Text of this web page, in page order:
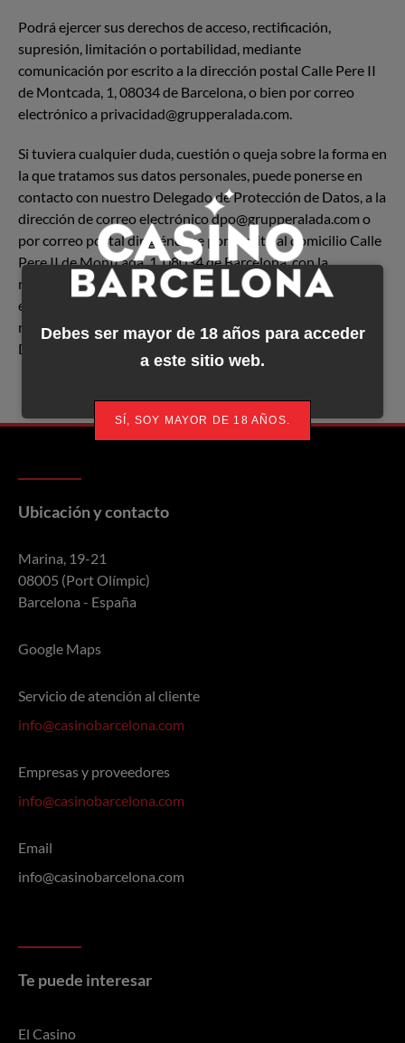
Podrá ejercer sus derechos de acceso, rectificación,
supresión, limitación o portabilidad, mediante
comunicación por escrito a la dirección postal Calle Pere II
de Montcada, 1, 08034 de Barcelona, o bien por correo
electrónico a privacidad@grupperalada.com.
Si tuviera cualquier duda, cuestión o queja sobre la forma en
la que tratamos sus datos personales, puede ponerse en
contacto con nuestro Delegado de Protección de Datos, a la
dirección de correo electrónico dpo@grupperalada.com o
por correo postal dirigiéndose por escrito al domicilio Calle
Pere II de Montcada, 1, 08034 de Barcelona, con la
referencia “DPO”. En el supuesto que no obtenga respuesta
en un periodo razonable (2 meses) podrá interponer
reclamación ante la Autoridad Española de Protección de
Datos.
Ubicación y contacto
Marina, 19-21
08005 (Port Olímpic)
Barcelona - España
Google Maps
Servicio de atención al cliente
info@casinobarcelona.com
Empresas y proveedores
info@casinobarcelona.com
Email
info@casinobarcelona.com
Te puede interesar
El Casino
Debes ser mayor de 18 años para acceder
a este sitio web.
SÍ, SOY MAYOR DE 18 AÑOS.